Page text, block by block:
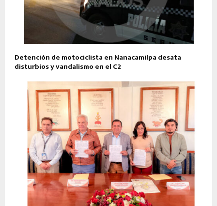
Detención de motociclista en Nanacamilpa desata
disturbios y vandalismo en el C2